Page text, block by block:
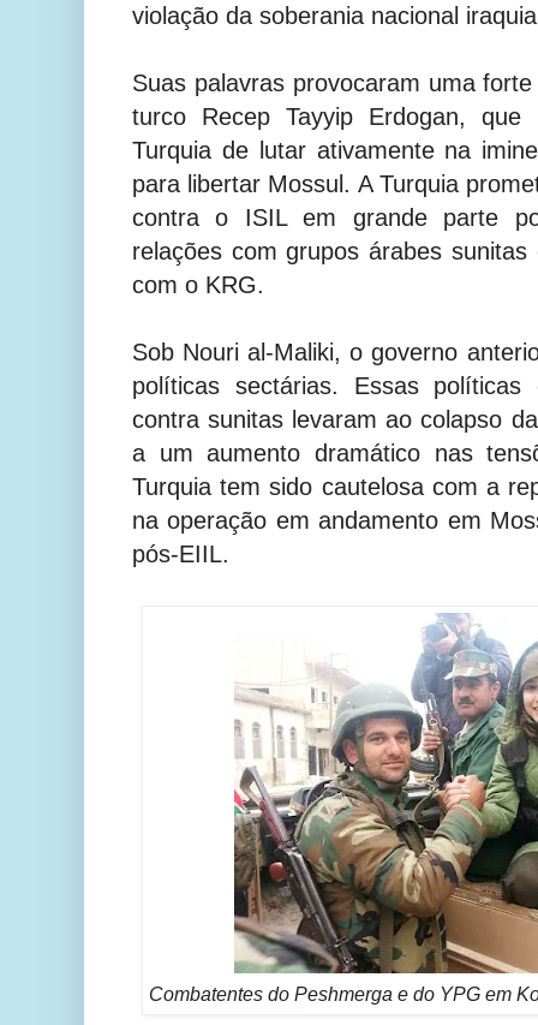
violação da soberania nacional
Suas palavras provocaram uma
turco Recep Tayyip Erdogan,
Turquia de lutar ativamente na
para libertar Mossul. A Turquia
contra o ISIL em grande parte
relações com grupos árabes
com o KRG.
Sob Nouri al-Maliki, o governo
políticas sectárias. Essas políticas
contra sunitas levaram ao colapso
a um aumento dramático nas
Turquia tem sido cautelosa com a
na operação em andamento em
pós-EIIL.
Combatentes do Peshmerga e do YPG em